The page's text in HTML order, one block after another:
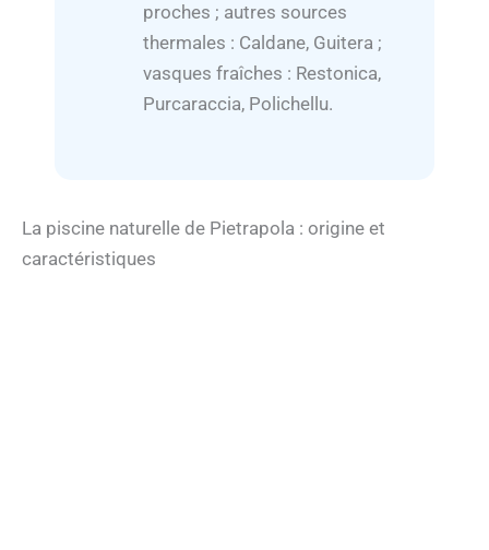
proches ; autres sources
thermales : Caldane, Guitera ;
vasques fraîches : Restonica,
Purcaraccia, Polichellu.
La piscine naturelle de Pietrapola : origine et
caractéristiques